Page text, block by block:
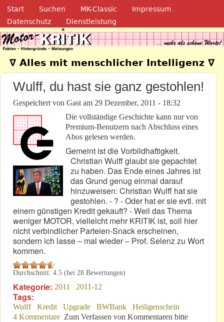
Direkt zum Inhalt
Navigation
Start Suchen MK-Classic
Impressum
Datenschutz
Dienstleistung
Motor-Kritik.de
∇ Alles mit menschlicher Intelligenz ∇
Wulff, du hast sie ganz gestohlen!
Gespeichert von Gast am 29 Dezember, 2011 - 18:32
Die vollständige Geschichte kann nur von
Premium-Benutzern nach Abschluss eines
Abos gelesen werden.
Gemeint ist die Vorbildhaftigkeit.
Christian Wulff glaubt sie gepachtet
zu haben. Das Ende eines Jahres ist
das Grund genug einmal darauf
hinzuweisen: Christian Wulff hat sie
gestohlen. - ? - Oder hat er sie evtl. mit
einem günstigen Kredit gekauft? - Weil das Thema
weniger MOTOR, vielleicht mehr KRITIK ist, soll hier
nicht verbindlicher Parteien-Snack erscheinen,
sondern ich lasse – mal wieder – Prof. Selenz zu Wort
kommen.
Durchschnitt: 4.5 (bei 28 Bewertungen)
Kategorie: 2011 2011-12
Tags:
Wulff Kredit Upgrade BWBank
Heiligenschein
4 Kommentare Zum Verfassen von Kommentaren bitte